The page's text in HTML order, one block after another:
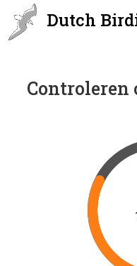
Dutch
Controleren